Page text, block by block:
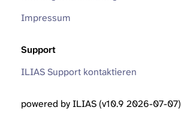
Impressum
Support
ILIAS Support kontaktieren
powered by ILIAS (v10.9 2026-07-07)